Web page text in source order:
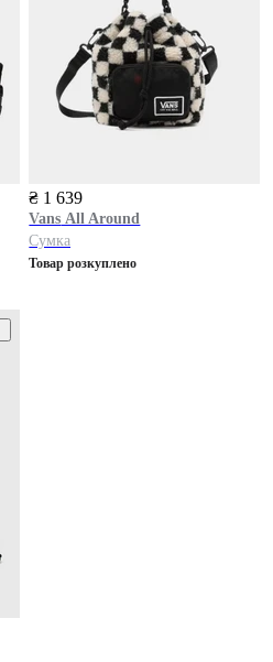
₴ 1 639
Vans All Around
Сумка
Товар розкуплено